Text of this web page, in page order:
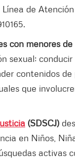
Línea de
con menores de
sexual;
contenidos
que
(SDSCJ)
en Niños,
activas